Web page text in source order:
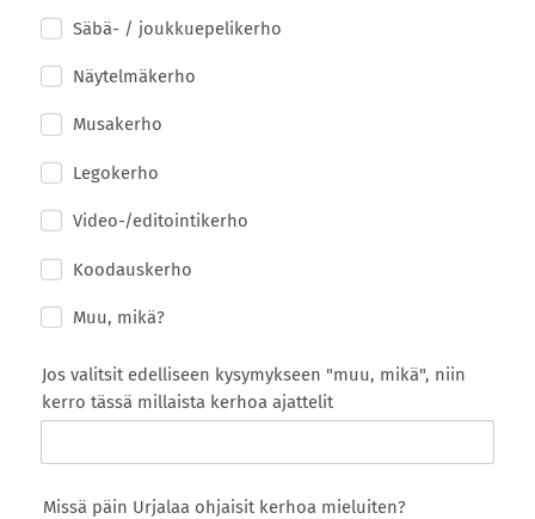
Säbä- / joukkuepelikerho
Näytelmäkerho
Musakerho
Legokerho
Video-/editointikerho
Koodauskerho
Muu, mikä?
Jos valitsit edelliseen kysymykseen "muu, mikä", niin
kerro tässä millaista kerhoa ajattelit
Missä päin Urjalaa ohjaisit kerhoa mieluiten?